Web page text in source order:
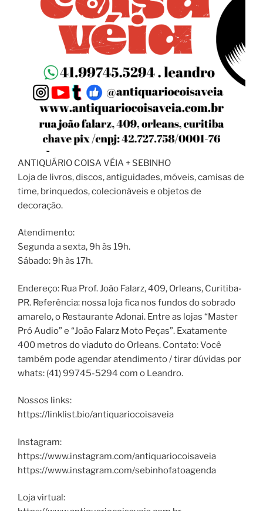
ANTIQUÁRIO COISA VÉIA + SEBINHO
Loja de livros, discos, antiguidades, móveis, camisas de
time, brinquedos, colecionáveis e objetos de
decoração.
Atendimento:
Segunda a sexta, 9h às 19h.
Sábado: 9h às 17h.
Endereço: Rua Prof. João Falarz, 409, Orleans, Curitiba-
PR. Referência: nossa loja fica nos fundos do sobrado
amarelo, o Restaurante Adonai. Entre as lojas “Master
Pró Audio” e “João Falarz Moto Peças”. Exatamente
400 metros do viaduto do Orleans. Contato: Você
também pode agendar atendimento / tirar dúvidas por
whats: (41) 99745-5294 com o Leandro.
Nossos links:
https://linklist.bio/antiquariocoisaveia
Instagram:
https://www.instagram.com/antiquariocoisaveia
https://www.instagram.com/sebinhofatoagenda
Loja virtual: